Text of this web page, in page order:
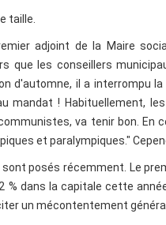
taille.
adjoint de la Maire
que les conseillers
d'automne, il a interrompu
mandat ! Habituellement,
va tenir bon. En
et paralympiques."
posés récemment. Le
% dans la capitale cette
un mécontentement